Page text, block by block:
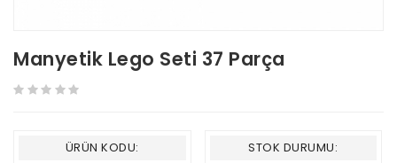
Manyetik Lego Seti 37 Parça
ÜRÜN KODU: STOK DURUMU: